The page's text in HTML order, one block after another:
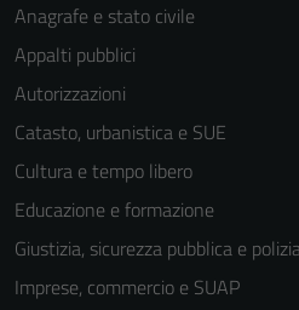
Anagrafe e stato civile
Appalti pubblici
Autorizzazioni
Catasto, urbanistica e SUE
Cultura e tempo libero
Educazione e formazione
Giustizia, sicurezza pubblica e
Imprese, commercio e SUAP